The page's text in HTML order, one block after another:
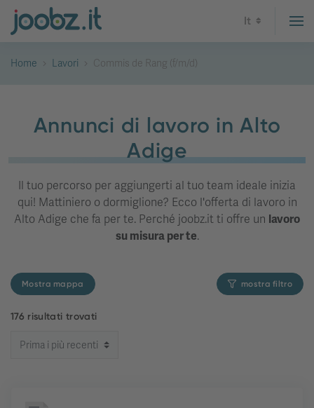
It
Home Lavori Commis de Rang (f/m/d)
Annunci di lavoro in Alto
Adige
Il tuo percorso per aggiungerti al tuo team ideale inizia
qui! Mattiniero o dormiglione? Ecco l'offerta di lavoro in
Alto Adige che fa per te. Perché joobz.it ti offre un lavoro
su misura per te.
Mostra mappa mostra filtro
176 risultati trovati